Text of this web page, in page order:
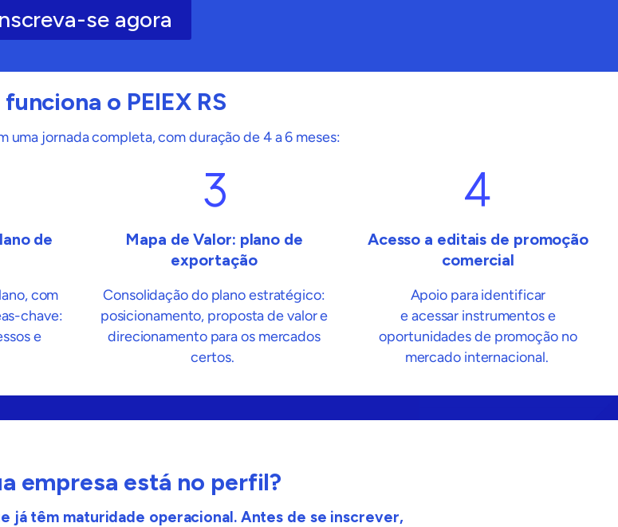
se agora
o PEIEX RS
uma jornada completa, com duração de 4 a 6 meses:
de
com
chave:
e
Mapa de Valor: plano de
exportação
Consolidação do plano estratégico:
posicionamento, proposta de valor e
direcionamento para os mercados
certos.
Acesso a editais de promoção
comercial
Apoio para identificar
eacessar instrumentos e
oportunidades de promoção no
mercado internacional.
empresa está no perfil?
já têm maturidade operacional. Antes de se inscrever,